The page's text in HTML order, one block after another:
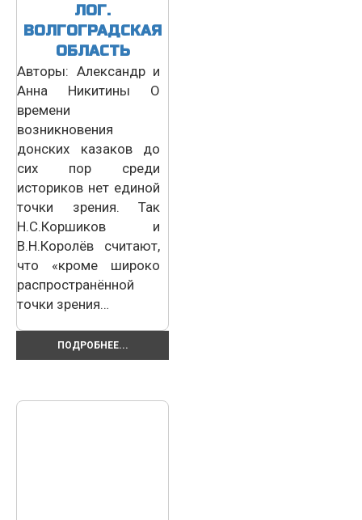
ЛОГ.
ВОЛГОГРАДСКАЯ
ОБЛАСТЬ
Авторы: Александр и
Анна Никитины О
времени
возникновения
донских казаков до
сих пор среди
историков нет единой
точки зрения. Так
Н.С.Коршиков и
В.Н.Королёв считают,
что «кроме широко
распространённой
точки зрения…
ПОДРОБНЕЕ...